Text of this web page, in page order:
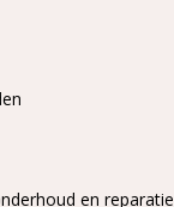
en reparatie